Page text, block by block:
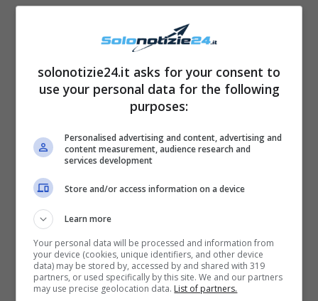
La regina Spagna Letizia Ortiz ha da un po’
messo da parte le sue tinte variegate per
abbracciare la sua vera identità didonna agé
ricca di fascino e autoconsapevolezza
l’ha detto, infatti, che i capelli bianchi sono
sinonimo di vecchiaia?
solonotizie24.it asks for your consent to
use your personal data for the following
purposes:
Personalised advertising and content, advertising and
content measurement, audience research and
services development
Store and/or access information on a device
Learn more
Your personal data will be processed and information from
your device (cookies, unique identifiers, and other device
data) may be stored by, accessed by and shared with 319
partners, or used specifically by this site. We and our partners
may use precise geolocation data. List of partners.